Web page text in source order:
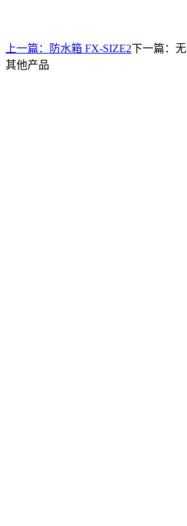
上一篇： 防水箱 FX-SIZE2下一篇：无
其他产品